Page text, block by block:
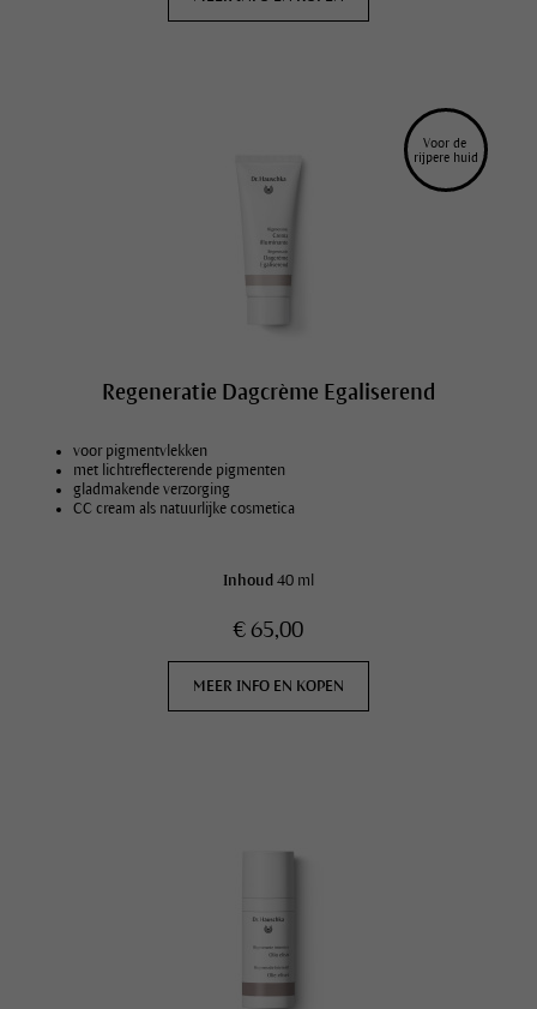
Voor de
rijpere huid
Regeneratie Dagcrème Egaliserend
voor pigmentvlekken
met lichtreflecterende pigmenten
gladmakende verzorging
CC cream als natuurlijke cosmetica
Inhoud 40 ml
€ 65,00
MEER INFO EN KOPEN